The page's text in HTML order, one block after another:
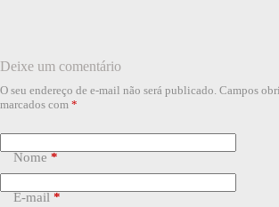
Deixe um comentário
O seu endereço de e-mail não será publicado. Campos
marcados com *
Nome *
E-mail *